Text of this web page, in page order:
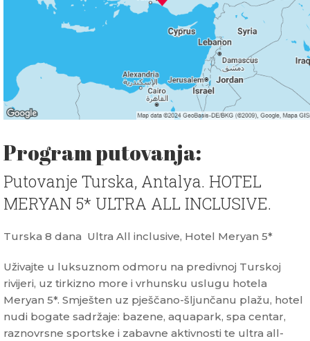
Program putovanja:
Putovanje Turska, Antalya. HOTEL
MERYAN 5* ULTRA ALL INCLUSIVE.
Turska 8 dana Ultra All inclusive, Hotel Meryan 5*
Uživajte u luksuznom odmoru na predivnoj Turskoj
rivijeri, uz tirkizno more i vrhunsku uslugu hotela
Meryan 5*. Smješten uz pješčano-šljunčanu plažu, hotel
nudi bogate sadržaje: bazene, aquapark, spa centar,
raznovrsne sportske i zabavne aktivnosti te ultra all-